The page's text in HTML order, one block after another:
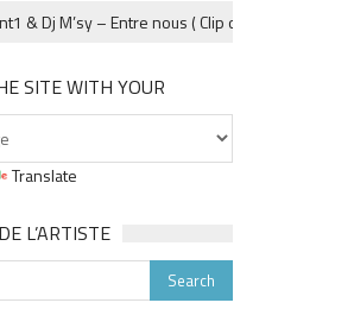
Dj M’sy – Entre nous ( Clip officiel ) – Fevrier
SITE WITH YOUR
Translate
L’ARTISTE